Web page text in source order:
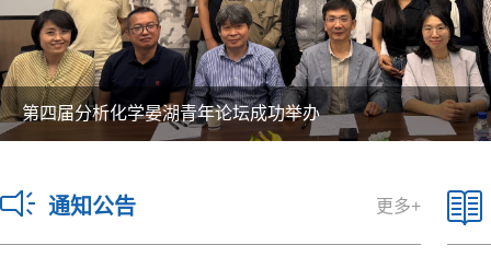
第四届分析化学晏湖青年论坛成功举办
通知公告 更多+